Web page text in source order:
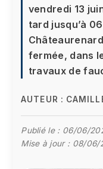
vendredi 13
tard jusqu’à
fermée, dans
travaux de
AUTEUR :
Publié le : 06/06/
Mise à jour : 08/06/